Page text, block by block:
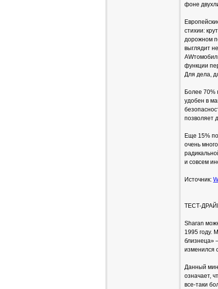
фоне
стихии:
дорожном
выглядит
функции
Для дела,
Более 70%
удобен в
позволяет
Еще 15%
очень
и совсем
Источник:
ТЕСТ-
Sharan
1995 году.
близнеца»
изменился
Данный
означает,
все-таки